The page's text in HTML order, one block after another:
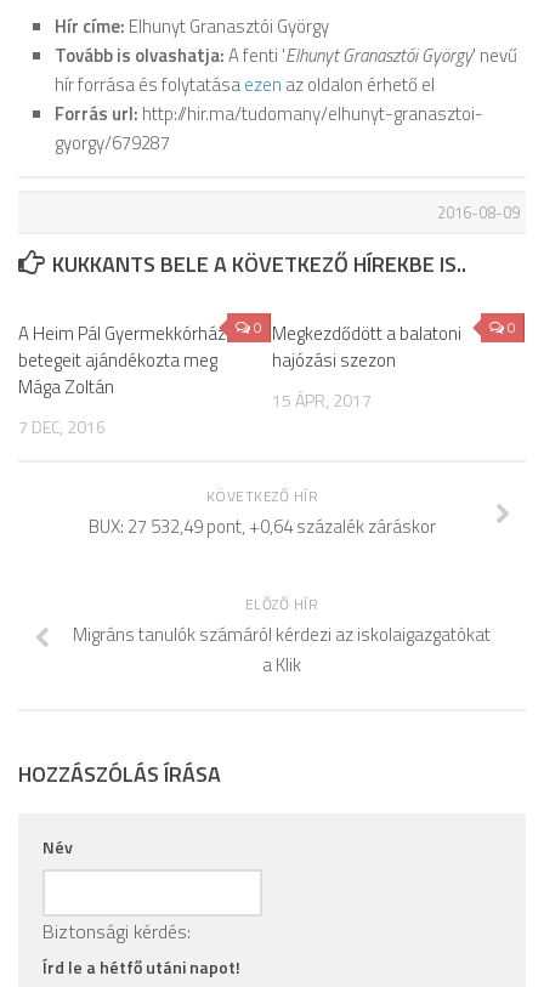
Hír címe: Elhunyt Granasztói György
Tovább is olvashatja:A fenti 'Elhunyt Granasztói György' nevű
hír forrása és folytatásaezen az oldalon érhető el
Forrás url: http://hir.ma/tudomany/elhunyt-granasztoi-
gyorgy/679287
2016-08-09
KUKKANTS BELE A KÖVETKEZŐ HÍREKBE IS..
0
A Heim Pál Gyermekkórház
betegeit ajándékozta meg
Mága Zoltán
7 DEC, 2016
0
Megkezdődött a balatoni
hajózási szezon
15 ÁPR, 2017
KÖVETKEZŐ HÍR
BUX: 27 532,49 pont, +0,64 százalék záráskor
ELŐZŐ HÍR
Migráns tanulók számáról kérdezi az iskolaigazgatókat
a Klik
HOZZÁSZÓLÁS ÍRÁSA
Név
Biztonsági kérdés:
Írd le a hétfő utáni napot!